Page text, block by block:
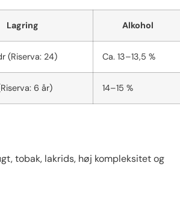
Lagring Alkohol
(Riserva: 24) Ca. 13–13,5 %
6 år) 14–15 %
tobak, lakrids, høj kompleksitet og